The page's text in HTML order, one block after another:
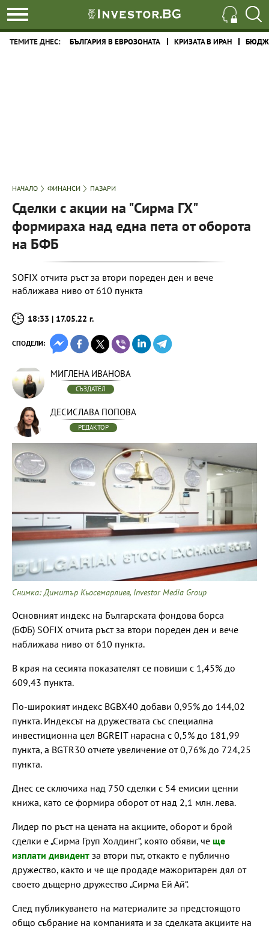
ТЕМИТЕ ДНЕС: БЪЛГАРИЯ В ЕВРОЗОНАТА КРИЗАТА В ИРАН
НАЧАЛО ФИНАНСИ ПАЗАРИ
Сделки с акции на "Сирма ГХ"
формираха над една пета от оборота
на БФБ
SOFIX отчита ръст за втори пореден ден и вече
наближава ниво от 610 пункта
18:33 | 17.05.22 г.
СПОДЕЛИ:
МИГЛЕНА ИВАНОВА
СЪЗДАТЕЛ
ДЕСИСЛАВА ПОПОВА
РЕДАКТОР
Снимка: Димитър Кьосемарлиев, Investor Media Group
Основният индекс на Българската фондова борса
(БФБ) SOFIX отчита ръст за втори пореден ден и вече
наближава ниво от 610 пункта.
В края на сесията показателят се повиши с 1,45% до
609,43 пункта.
По-широкият индекс BGBX40 добави 0,95% до 144,02
пункта. Индексът на дружествата със специална
инвестиционна цел BGREIT нарасна с 0,5% до 181,99
пункта, а BGTR30 отчете увеличение от 0,76% до 724,25
пункта.
Днес се сключиха над 750 сделки с 54 емисии ценни
книжа, като се формира оборот от над 2,1 млн. лева.
Лидер по ръст на цената на акциите, оборот и брой
сделки е „Сирма Груп Холдинг“, която обяви, че ще
изплати дивидент за втори път, откакто е публично
дружество, както и че ще продаде мажоритарен дял от
своето дъщерно дружество „Сирма Ей Ай“.
След публикуването на материалите за предстоящото
общо събрание на компанията и за сделката акциите на